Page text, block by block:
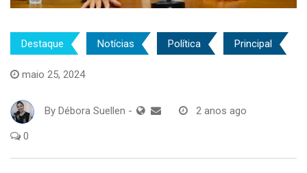
Destaque Notícias Política Principal
maio 25, 2024
By Débora Suellen - 2 anos ago
0